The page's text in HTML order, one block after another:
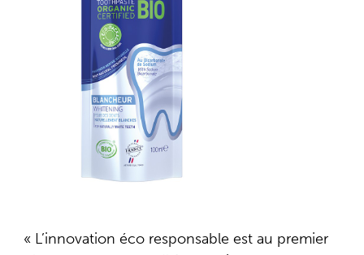
« L’innovation éco responsable est au premier